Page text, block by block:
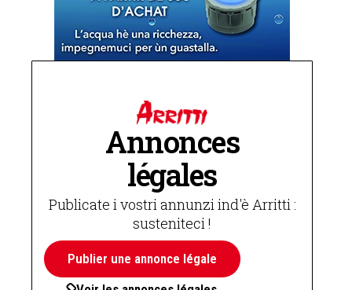
Annonces
légales
Publicate i vostri annunzi ind'è Arritti :
susteniteci !
Publier une annonce légale